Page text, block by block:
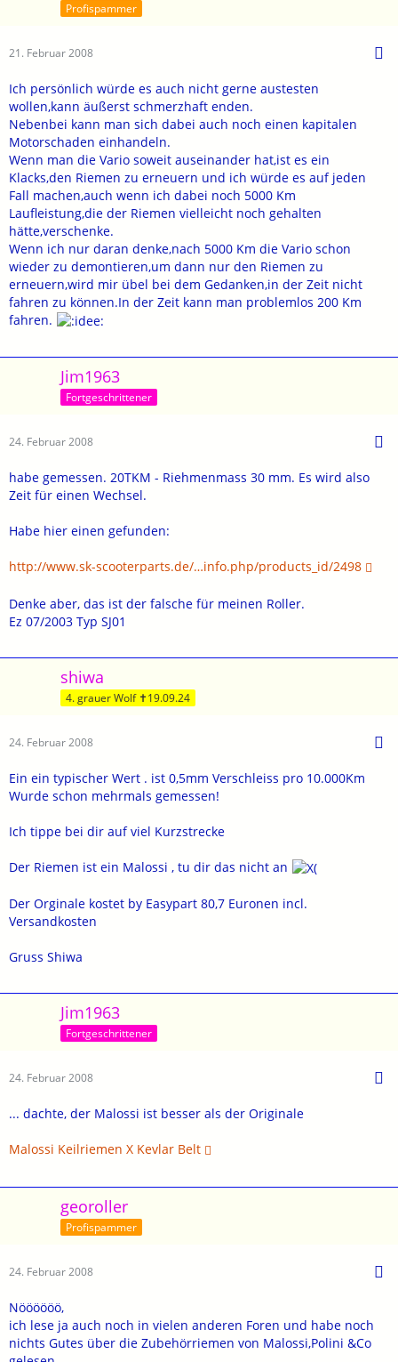
Profispammer
21. Februar 2008
Ich persönlich würde es auch nicht gerne austesten
wollen,kann äußerst schmerzhaft enden.
Nebenbei kann man sich dabei auch noch einen kapitalen
Motorschaden einhandeln.
Wenn man die Vario soweit auseinander hat,ist es ein
Klacks,den Riemen zu erneuern und ich würde es auf jeden
Fall machen,auch wenn ich dabei noch 5000 Km
Laufleistung,die der Riemen vielleicht noch gehalten
hätte,verschenke.
Wenn ich nur daran denke,nach 5000 Km die Vario schon
wieder zu demontieren,um dann nur den Riemen zu
erneuern,wird mir übel bei dem Gedanken,in der Zeit nicht
fahren zu können.In der Zeit kann man problemlos 200 Km
fahren.
Jim1963
Fortgeschrittener
24. Februar 2008
habe gemessen. 20TKM - Riehmenmass 30 mm. Es wird also
Zeit für einen Wechsel.
Habe hier einen gefunden:
http://www.sk-scooterparts.de/…info.php/products_id/2498
Denke aber, das ist der falsche für meinen Roller.
Ez 07/2003 Typ SJ01
shiwa
4. grauer Wolf ✝19.09.24
24. Februar 2008
Ein ein typischer Wert . ist 0,5mm Verschleiss pro 10.000Km
Wurde schon mehrmals gemessen!
Ich tippe bei dir auf viel Kurzstrecke
Der Riemen ist ein Malossi , tu dir das nicht an
Der Orginale kostet by Easypart 80,7 Euronen incl.
Versandkosten
Gruss Shiwa
Jim1963
Fortgeschrittener
24. Februar 2008
... dachte, der Malossi ist besser als der Originale
Malossi Keilriemen X Kevlar Belt
georoller
Profispammer
24. Februar 2008
Nöööööö,
ich lese ja auch noch in vielen anderen Foren und habe noch
nichts Gutes über die Zubehörriemen von Malossi,Polini &Co